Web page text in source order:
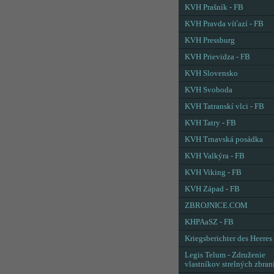
KVH Prašník - FB
KVH Pravda víťazí - FB
KVH Pressburg
KVH Prievidza - FB
KVH Slovensko
KVH Svoboda
KVH Tatranskí vlci - FB
KVH Tatry - FB
KVH Trnavská posádka
KVH Valkýra - FB
KVH Viking - FB
KVH Západ - FB
ZBROJNICE.COM
KHPAaSZ - FB
Kriegsberichter des Heeres
Legis Telum - Združenie
vlastníkov strelných